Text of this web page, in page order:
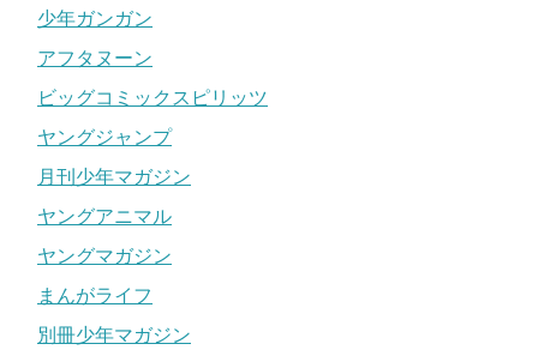
少年ガンガン
アフタヌーン
ビッグコミックスピリッツ
ヤングジャンプ
月刊少年マガジン
ヤングアニマル
ヤングマガジン
まんがライフ
別冊少年マガジン